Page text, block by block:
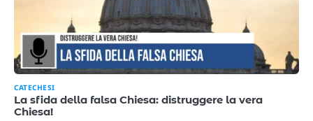
CATECHESI
La sfida della falsa Chiesa: distruggere la vera
Chiesa!